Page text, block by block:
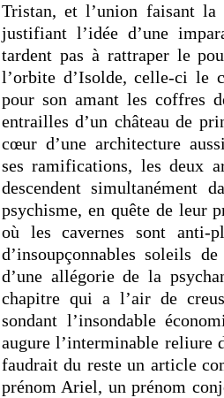
Tristan, et l’union faisant la
justifiant l’idée d’une
tardent pas à rattraper le
l’orbite d’Isolde, celle-ci le
pour son amant les coffres
entrailles d’un château de
cœur d’une architecture
ses ramifications, les deux
descendent simultanément
psychisme, en quête de leur
où les cavernes sont anti-
d’insoupçonnables soleils
d’une allégorie de la
chapitre qui a l’air de
sondant l’insondable
augure l’interminable reliure
faudrait du reste un article
prénom Ariel, un prénom